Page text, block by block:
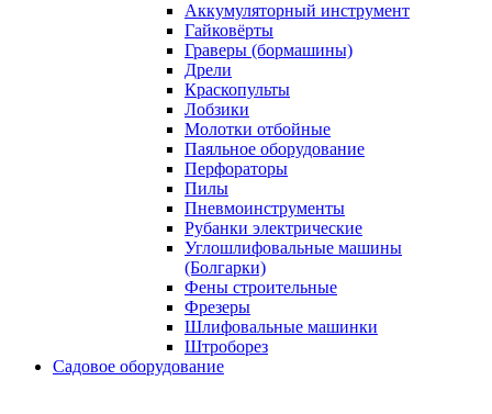
Аккумуляторный инструмент
Гайковёрты
Граверы (бормашины)
Дрели
Краскопульты
Лобзики
Молотки отбойные
Паяльное оборудование
Перфораторы
Пилы
Пневмоинструменты
Рубанки электрические
Углошлифовальные машины
(Болгарки)
Фены строительные
Фрезеры
Шлифовальные машинки
Штроборез
Садовое оборудование